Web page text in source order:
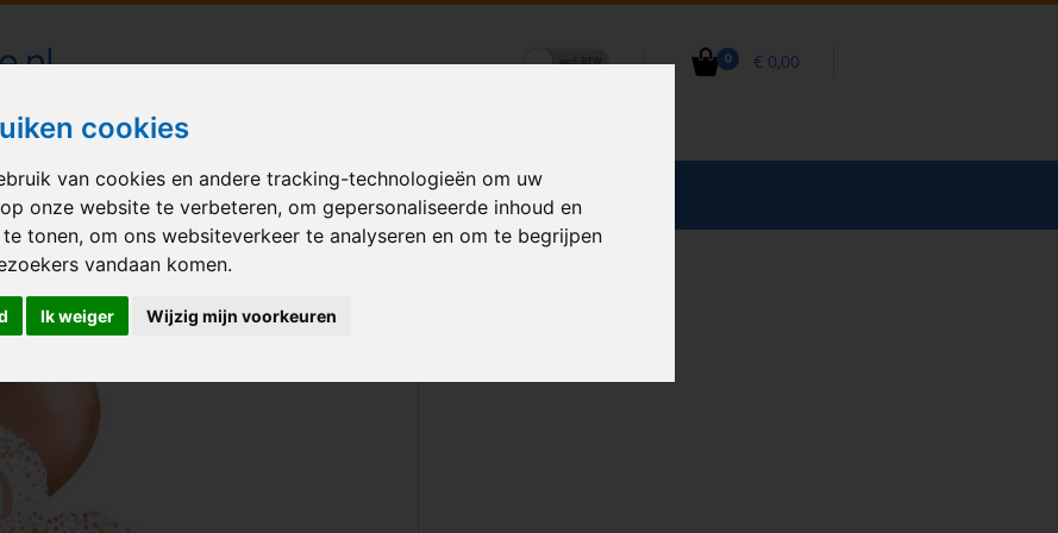
cookies
van cookies en andere tracking-technologieën om uw
onze website te verbeteren, om gepersonaliseerde inhoud en
tonen, om ons websiteverkeer te analyseren en om te begrijpen
vandaan komen.
Ik weiger Wijzig mijn voorkeuren
0 € 0,00
bezorgd in heel Nederland
Birthday Rose-Gold Confetti 20
GELEGENHEID VERHUUR BEDRUKKEN ACCESSOIRES